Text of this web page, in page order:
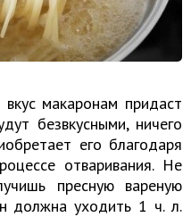
макаронам придаст
безвкусными, ничего
его благодаря
отваривания. Не
пресную вареную
должна уходить 1 ч. л.